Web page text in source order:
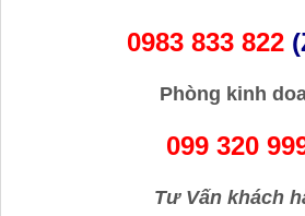
0983 833 822
Phòng kinh
099 320
Tư Vấn khách